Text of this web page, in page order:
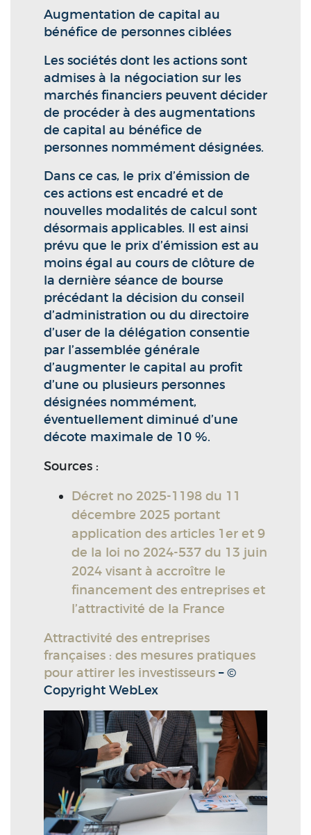
Augmentation de capital au
bénéfice de personnes ciblées
Les sociétés dont les actions sont
admises à la négociation sur les
marchés financiers peuvent décider
de procéder à des augmentations
de capital au bénéfice de
personnes nommément désignées.
Dans ce cas, le prix d’émission de
ces actions est encadré et de
nouvelles modalités de calcul sont
désormais applicables. Il est ainsi
prévu que le prix d’émission est au
moins égal au cours de clôture de
la dernière séance de bourse
précédant la décision du conseil
d’administration ou du directoire
d’user de la délégation consentie
par l’assemblée générale
d’augmenter le capital au profit
d’une ou plusieurs personnes
désignées nommément,
éventuellement diminué d’une
décote maximale de 10 %.
Sources :
Décret no 2025-1198 du 11
décembre 2025 portant
application des articles 1er et 9
de la loi no 2024-537 du 13 juin
2024 visant à accroître le
financement des entreprises et
l’attractivité de la France
Attractivité des entreprises
françaises : des mesures pratiques
pour attirer les investisseurs – ©
Copyright WebLex